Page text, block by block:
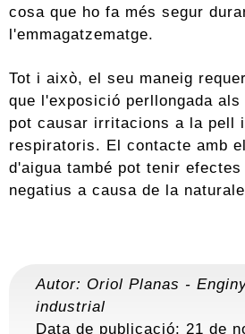
cosa que ho fa més segur
l'emmagatzematge.
Tot i això, el seu maneig
que l'exposició perllongada
pot causar irritacions a la pell
respiratoris. El contacte amb
d'aigua també pot tenir efectes
negatius a causa de la
Autor: Oriol Planas -
industrial
Data de publicació: 21 de